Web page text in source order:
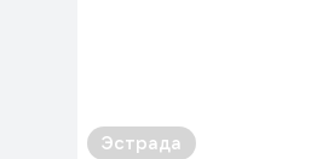
Эстрада